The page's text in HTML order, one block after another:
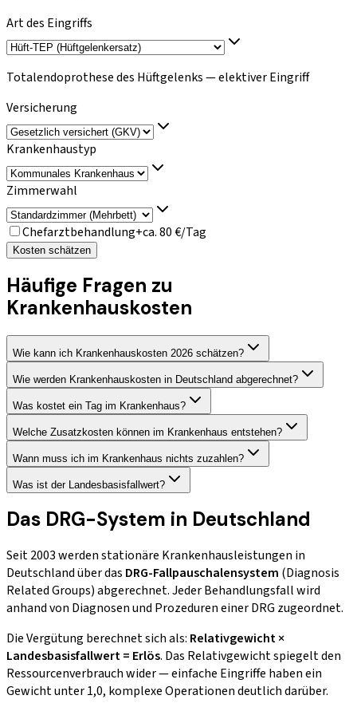
Art des Eingriffs
Totalendoprothese des Hüftgelenks — elektiver Eingriff
Versicherung
Krankenhaustyp
Zimmerwahl
Chefarztbehandlung+ca. 80 €/Tag
Kosten schätzen
Häufige Fragen zu
Krankenhauskosten
Wie kann ich Krankenhauskosten 2026 schätzen?
Wie werden Krankenhauskosten in Deutschland abgerechnet?
Was kostet ein Tag im Krankenhaus?
Welche Zusatzkosten können im Krankenhaus entstehen?
Wann muss ich im Krankenhaus nichts zuzahlen?
Was ist der Landesbasisfallwert?
Das DRG-System in Deutschland
Seit 2003 werden stationäre Krankenhausleistungen in
Deutschland über das DRG-Fallpauschalensystem (Diagnosis
Related Groups) abgerechnet. Jeder Behandlungsfall wird
anhand von Diagnosen und Prozeduren einer DRG zugeordnet.
Die Vergütung berechnet sich als: Relativgewicht ×
Landesbasisfallwert = Erlös. Das Relativgewicht spiegelt den
Ressourcenverbrauch wider — einfache Eingriffe haben ein
Gewicht unter 1,0, komplexe Operationen deutlich darüber.